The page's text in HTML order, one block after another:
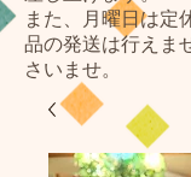
また、月曜日は定
品の発送は行えま
さいませ。